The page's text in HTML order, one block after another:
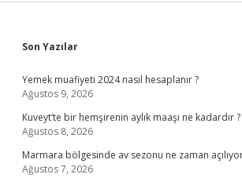
Sidebar
Son Yazılar
Yemek muafiyeti 2024 nasıl hesaplanır ?
Ağustos 9, 2026
Kuveyt’te bir hemşirenin aylık maaşı ne kadardır ?
Ağustos 8, 2026
Marmara bölgesinde av sezonu ne zaman
Ağustos 7, 2026